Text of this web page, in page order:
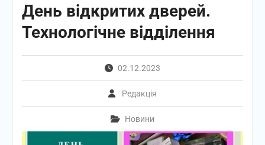
День відкритих дверей.
Технологічне відділення
02.12.2023
Редакція
Новини